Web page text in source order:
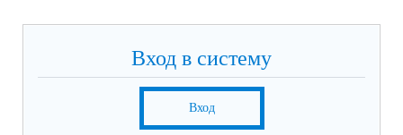
Вход в систему
Вход